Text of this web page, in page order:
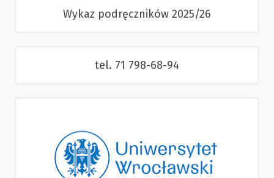
Wykaz podręczników 2025/26
tel. 71 798-68-94